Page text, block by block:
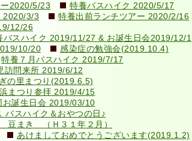
2020/5/23
特養バスハイク 2020/5/17
2020/3/3
特養出前ランチツアー 2020/2/16
12/26
バスハイク 2019/11/27 & お誕生日会2019/12/1
10/20
感染症の勉強会(2019.10.4)
特養７月バスハイク 2019/7/17
訪問来所 2019/6/12
の里まつり(2019.6.5)
まつり参拝 2019/4/15
お誕生日会 2019/03/10
バスハイク＆おやつの日♪
まき （Ｈ３１年２月）
あけましておめでとうございます(2019.1.2)